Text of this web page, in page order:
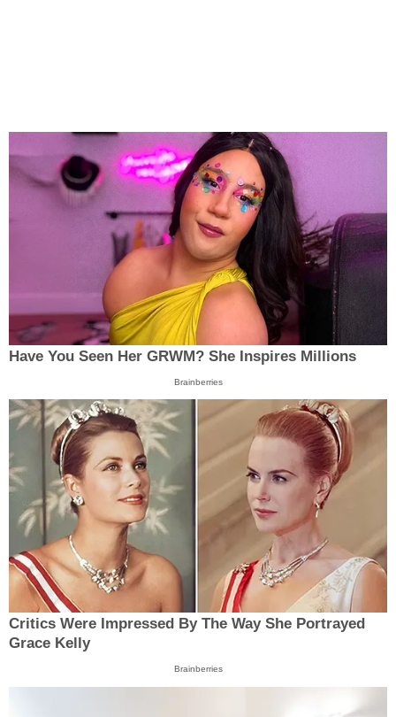
Have You Seen Her GRWM? She Inspires Millions
Brainberries
Critics Were Impressed By The Way She Portrayed
Grace Kelly
Brainberries